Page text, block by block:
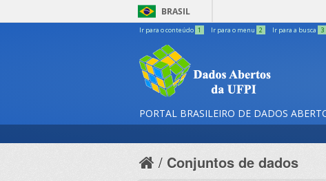
BRASIL
Ir para o conteúdo 1 Ir para o menu 2 Ir para a busca 3
PORTAL BRASILEIRO DE DADOS
Conjuntos de dados